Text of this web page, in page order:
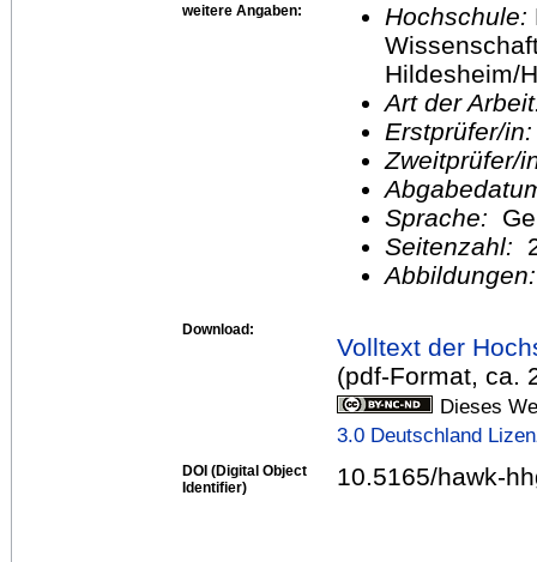
weitere Angaben: Hochschule:
Hildesheim/
Art der
Erstprüfer/
Sprache:
Seitenzahl:
Download:
Volltext der
(pdf-Format, ca.
Dieses
3.0 Deutschland
DOI (Digital Object
Identifier)
10.5165/hawk-